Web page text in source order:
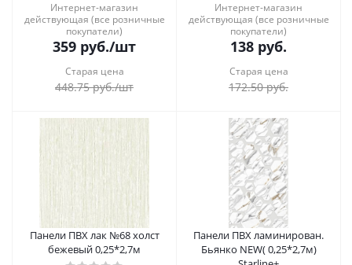
Интернет-магазин
действующая (все розничные
покупатели)
359 руб./шт
Старая цена
448.75руб./шт
Интернет-магазин
действующая (все розничные
покупатели)
138 руб.
Старая цена
172.50руб.
Панели ПВХ лак №68 холст
бежевый 0,25*2,7м
Панели ПВХ ламинирован.
Бьянко NEW( 0,25*2,7м)